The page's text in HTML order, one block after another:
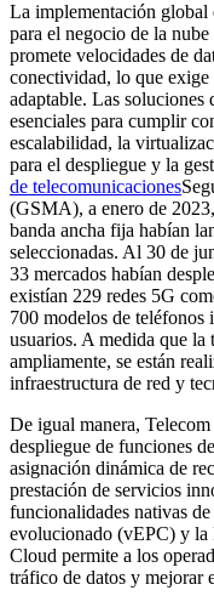
La implementación global
para el negocio de la
promete velocidades de
conectividad, lo que
adaptable. Las soluciones
esenciales para cumplir
escalabilidad, la
para el despliegue y la
de telecomunicaciones
(GSMA), a enero de
banda ancha fija habían
seleccionadas. Al 30 de
33 mercados habían
existían 229 redes 5G
700 modelos de teléfonos
usuarios. A medida que la
ampliamente, se están
infraestructura de red y
De igual manera,
despliegue de funciones
asignación dinámica de
prestación de servicios
funcionalidades nativas
evolucionado (vEPC) y
Cloud permite a los
tráfico de datos y mejorar